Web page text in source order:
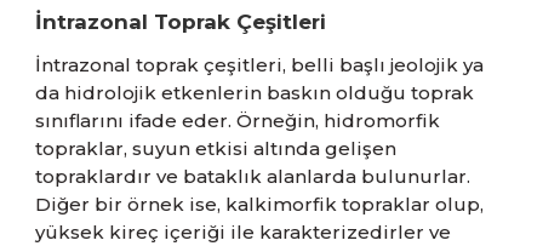
İntrazonal Toprak Çeşitleri
İntrazonal toprak çeşitleri, belli başlı jeolojik ya
da hidrolojik etkenlerin baskın olduğu toprak
sınıflarını ifade eder. Örneğin, hidromorfik
topraklar, suyun etkisi altında gelişen
topraklardır ve bataklık alanlarda bulunurlar.
Diğer bir örnek ise, kalkimorfik topraklar olup,
yüksek kireç içeriği ile karakterizedirler ve